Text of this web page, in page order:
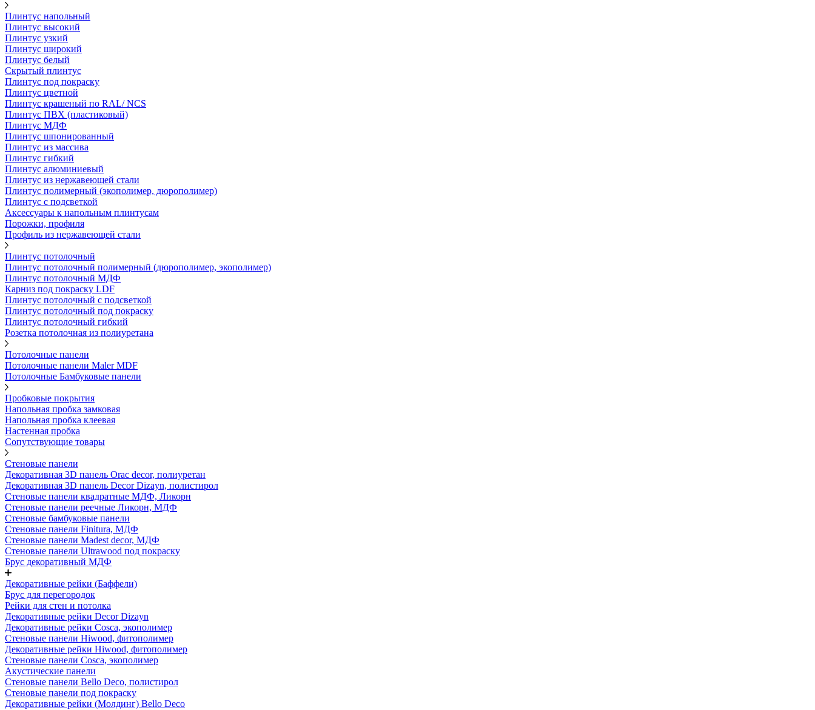
Плинтус напольный
Плинтус высокий
Плинтус узкий
Плинтус широкий
Плинтус белый
Скрытый плинтус
Плинтус под покраску
Плинтус цветной
Плинтус крашеный по RAL/ NCS
Плинтус ПВХ (пластиковый)
Плинтус МДФ
Плинтус шпонированный
Плинтус из массива
Плинтус гибкий
Плинтус алюминиевый
Плинтус из нержавеющей стали
Плинтус полимерный (экополимер, дюрополимер)
Плинтус с подсветкой
Аксессуары к напольным плинтусам
Порожки, профиля
Профиль из нержавеющей стали
Плинтус потолочный
Плинтус потолочный полимерный (дюрополимер, экополимер)
Плинтус потолочный МДФ
Карниз под покраску LDF
Плинтус потолочный с подсветкой
Плинтус потолочный под покраску
Плинтус потолочный гибкий
Розетка потолочная из полиуретана
Потолочные панели
Потолочные панели Maler MDF
Потолочные Бамбуковые панели
Пробковые покрытия
Напольная пробка замковая
Напольная пробка клеевая
Настенная пробка
Сопутствующие товары
Стеновые панели
Декоративная 3D панель Orac decor, полиуретан
Декоративная 3D панель Decor Dizayn, полистирол
Стеновые панели квадратные МДФ, Ликорн
Стеновые панели реечные Ликорн, МДФ
Стеновые бамбуковые панели
Стеновые панели Finitura, МДФ
Стеновые панели Madest decor, МДФ
Стеновые панели Ultrawood под покраску
Брус декоративный МДФ
Декоративные рейки (Баффели)
Брус для перегородок
Рейки для стен и потолка
Декоративные рейки Decor Dizayn
Декоративные рейки Cosca, экополимер
Стеновые панели Hiwood, фитополимер
Декоративные рейки Hiwood, фитополимер
Стеновые панели Cosca, экополимер
Акустические панели
Стеновые панели Bello Deco, полистирол
Стеновые панели под покраску
Декоративные рейки (Молдинг) Bello Deco